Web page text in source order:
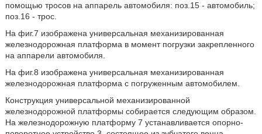
помощью тросов на аппарель автомобиля: поз.15 - автомобиль;
поз.16 - трос.
На фиг.7 изображена универсальная механизированная
железнодорожная платформа в момент погрузки закрепленного
на аппарели автомобиля.
На фиг.8 изображена универсальная механизированная
железнодорожная платформа с погруженным автомобилем.
Конструкция универсальной механизированной
железнодорожной платформы собирается следующим образом.
На железнодорожную платформу 7 устанавливается опорно-